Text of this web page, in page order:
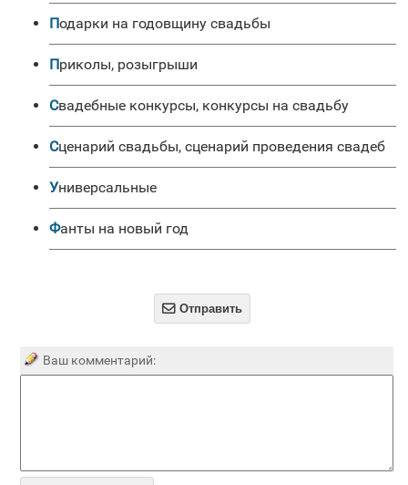
Подарки на годовщину свадьбы
Приколы, розыгрыши
Свадебные конкурсы, конкурсы на свадьбу
Сценарий свадьбы, сценарий проведения свадеб
универсальные
Фанты на новый год
 Отправить
Ваш комментарий: